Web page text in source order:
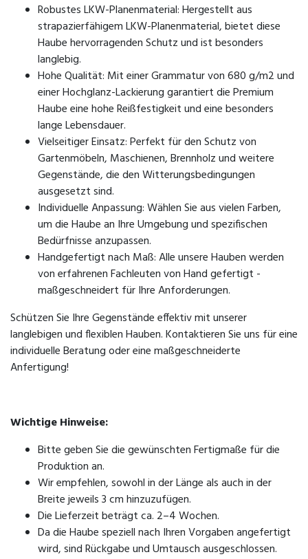
Robustes LKW-Planenmaterial: Hergestellt aus
strapazierfähigem LKW-Planenmaterial, bietet diese
Haube hervorragenden Schutz und ist besonders
langlebig.
Hohe Qualität: Mit einer Grammatur von 680 g/m2 und
einer Hochglanz-Lackierung garantiert die Premium
Haube eine hohe Reißfestigkeit und eine besonders
lange Lebensdauer.
Vielseitiger Einsatz: Perfekt für den Schutz von
Gartenmöbeln, Maschienen, Brennholz und weitere
Gegenstände, die den Witterungsbedingungen
ausgesetzt sind.
Individuelle Anpassung: Wählen Sie aus vielen Farben,
um die Haube an Ihre Umgebung und spezifischen
Bedürfnisse anzupassen.
Handgefertigt nach Maß: Alle unsere Hauben werden
von erfahrenen Fachleuten von Hand gefertigt -
maßgeschneidert für Ihre Anforderungen.
Schützen Sie Ihre Gegenstände effektiv mit unserer
langlebigen und flexiblen Hauben. Kontaktieren Sie uns für eine
individuelle Beratung oder eine maßgeschneiderte
Anfertigung!
Wichtige Hinweise:
Bitte geben Sie die gewünschten Fertigmaße für die
Produktion an.
Wir empfehlen, sowohl in der Länge als auch in der
Breite jeweils 3 cm hinzuzufügen.
Die Lieferzeit beträgt ca. 2–4 Wochen.
Da die Haube speziell nach Ihren Vorgaben angefertigt
wird, sind Rückgabe und Umtausch ausgeschlossen.